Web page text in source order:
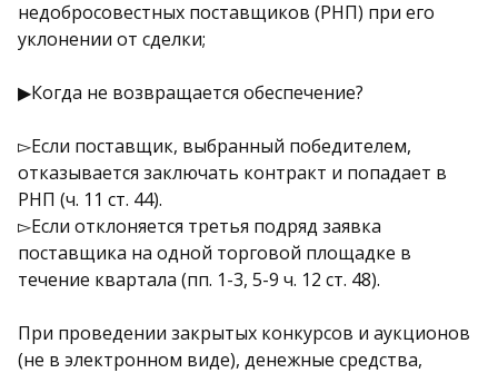
недобросовестных поставщиков (РНП) при его
уклонении от сделки;
▶Когда не возвращается обеспечение?
▻Если поставщик, выбранный победителем,
отказывается заключать контракт и попадает в
РНП (ч. 11 ст. 44).
▻Если отклоняется третья подряд заявка
поставщика на одной торговой площадке в
течение квартала (пп. 1-3, 5-9 ч. 12 ст. 48).
При проведении закрытых конкурсов и аукционов
(не в электронном виде), денежные средства,